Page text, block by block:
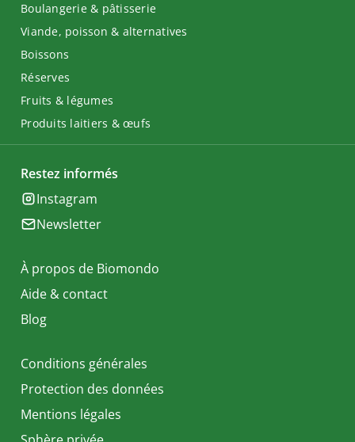
Boulangerie & pâtisserie
Viande, poisson & alternatives
Boissons
Réserves
Fruits & légumes
Produits laitiers & œufs
Restez informés
Instagram
Newsletter
À propos de Biomondo
Aide & contact
Blog
Conditions générales
Protection des données
Mentions légales